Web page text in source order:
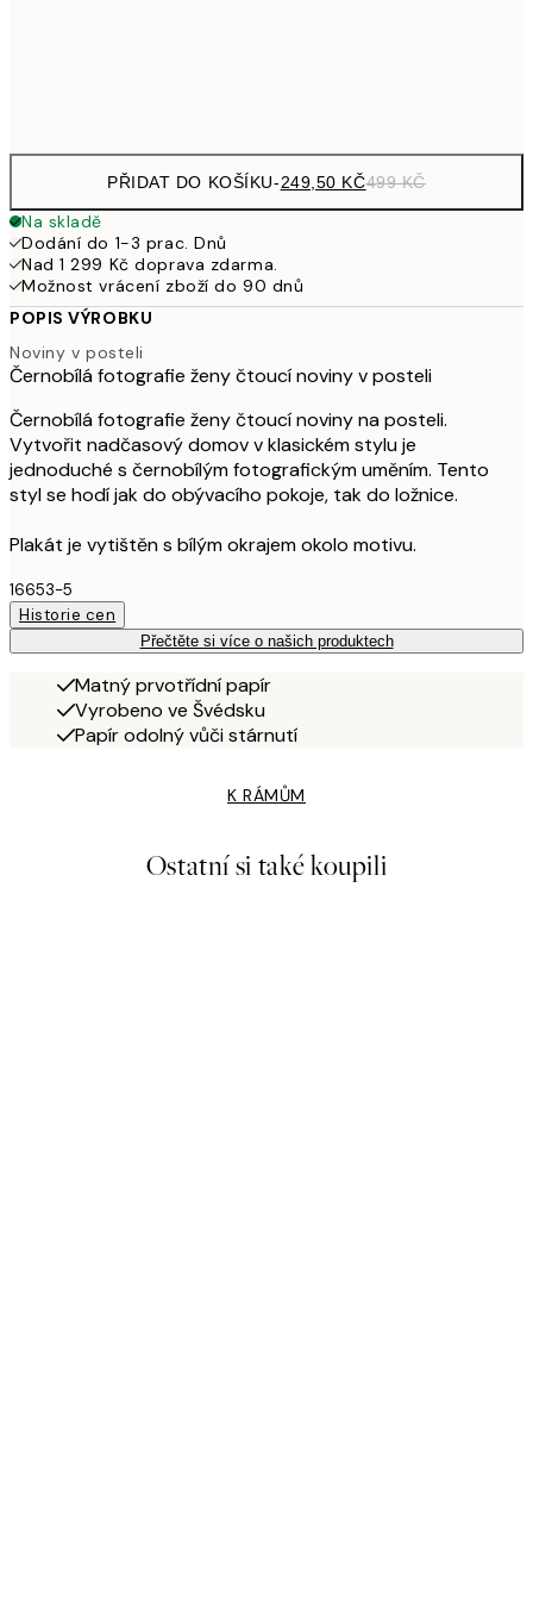
PŘIDAT DO KOŠÍKU-249,50 KČ499 KČ
Na skladě
Dodání do 1-3 prac. Dnů
Nad 1 299 Kč doprava zdarma.
Možnost vrácení zboží do 90 dnů
POPIS VÝROBKU
Noviny v posteli
Černobílá fotografie ženy čtoucí noviny v posteli
Černobílá fotografie ženy čtoucí noviny na posteli.
Vytvořit nadčasový domov v klasickém stylu je
jednoduché s černobílým fotografickým uměním. Tento
styl se hodí jak do obývacího pokoje, tak do ložnice.
Plakát je vytištěn s bílým okrajem okolo motivu.
16653-5
Historie cen
Přečtěte si více o našich produktech
Matný prvotřídní papír
Vyrobeno ve Švédsku
Papír odolný vůči stárnutí
K RÁMŮM
Ostatní si také koupili